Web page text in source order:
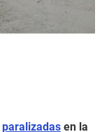
paralizadas en la